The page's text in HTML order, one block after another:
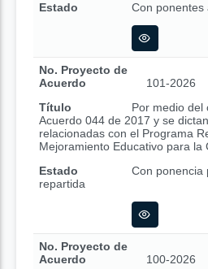
Estado
Con ponentes
No. Proyecto de
Acuerdo
101-2026
Título
Por medio del
Acuerdo 044 de 2017 y se
relacionadas con el Programa
Mejoramiento Educativo para la
Estado
Con ponencia
repartida
No. Proyecto de
Acuerdo
100-2026